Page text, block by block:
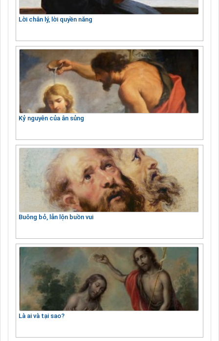
Lời chân lý, lời quyền năng
Kỷ nguyên của ân sủng
Buông bỏ, lẫn lộn buồn vui
Là ai và tại sao?